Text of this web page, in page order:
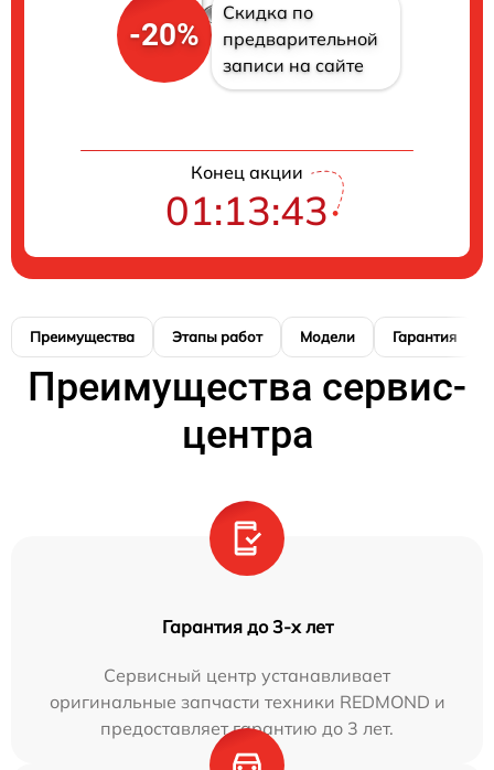
-20%
Скидка по
предварительной
записи на сайте
Конец акции
01:13:42
Преимущества Этапы работ Модели Гарантия
Преимущества сервис-
центра
Гарантия до 3-х лет
Сервисный центр устанавливает
оригинальные запчасти техники REDMOND и
предоставляет гарантию до 3 лет.